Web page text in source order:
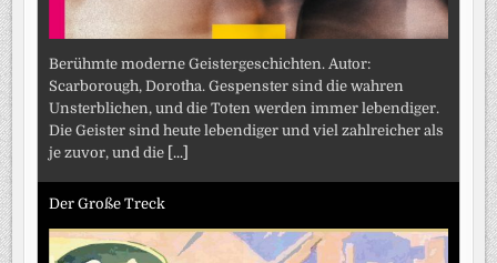
Berühmte moderne Geistergeschichten. Autor:
Scarborough, Dorotha. Gespenster sind die wahren
Unsterblichen, und die Toten werden immer lebendiger.
Die Geister sind heute lebendiger und viel zahlreicher als
je zuvor, und die [...]
Der Große Treck